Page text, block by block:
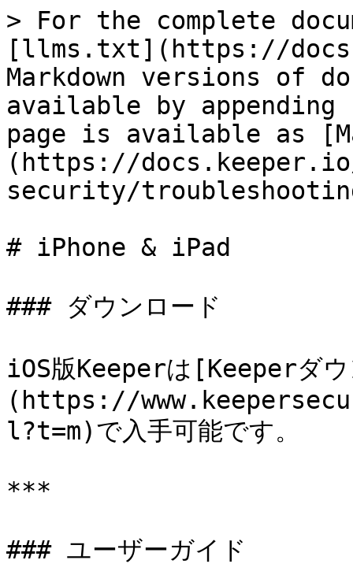
> For the complete
[llms.txt](https://
Markdown versions of
available by
page is available as
(https://
security/
# iPhone & iPad
### ダウンロード
iOS版Keeperは[Keeperダ
(https://
l?t=m)で入手可能です。
***
### ユーザーガイド